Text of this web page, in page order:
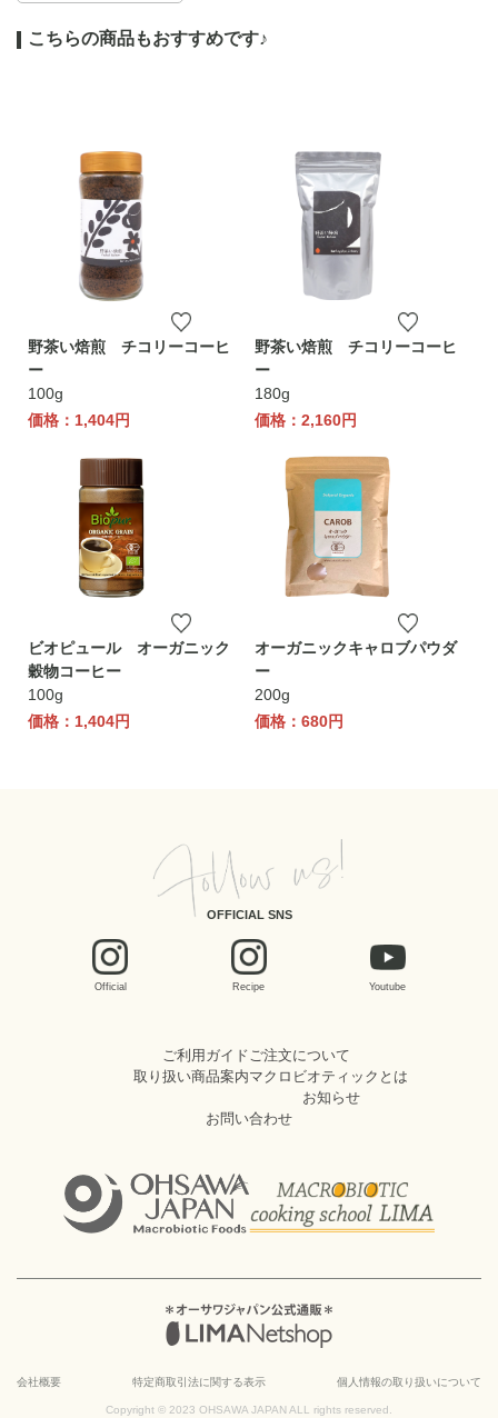
こちらの商品もおすすめです♪
野茶い焙煎 チコリーコーヒ
ー
100g
価格：1,404円
野茶い焙煎 チコリーコーヒ
ー
180g
価格：2,160円
ビオピュール オーガニック
穀物コーヒー
100g
価格：1,404円
オーガニックキャロブパウダ
ー
200g
価格：680円
OFFICIAL SNS
Official Recipe Youtube
ご利用ガイドご注文について
取り扱い商品案内マクロビオティックとは
お知らせ
お問い合わせ
会社概要 特定商取引法に関する表示 個人情報の取り扱いについて
Copyright © 2023 OHSAWA JAPAN ALL rights reserved.